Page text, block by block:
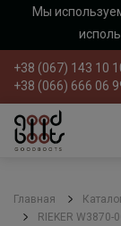
Мы
+38 (067) 143 10
+38 (066) 666 06
Главная
RIEKER W3870-